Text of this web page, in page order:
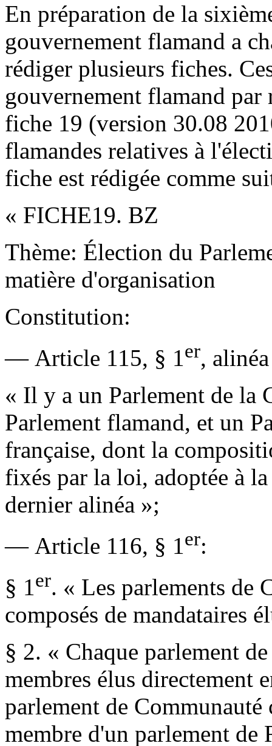
En préparation de la
gouvernement flamand a
rédiger plusieurs fiches.
gouvernement flamand
fiche 19 (version 30.08
flamandes relatives à
fiche est rédigée comme
« FICHE19. BZ
Thème: Élection du
matière d'organisation
Constitution:
— Article 115, § 1er,
« Il y a un Parlement de la
Parlement flamand, et un
française, dont la
fixés par la loi, adoptée à
dernier alinéa »;
— Article 116, § 1er:
§ 1er. « Les parlements de
composés de mandataires
§ 2. « Chaque parlement
membres élus directement
parlement de
membre d'un parlement de